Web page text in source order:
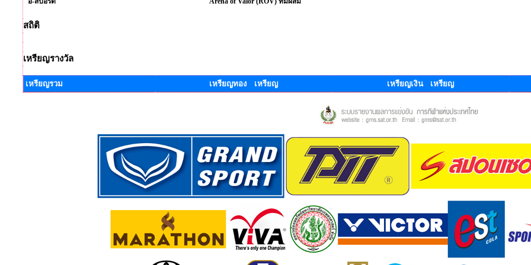
สถิติ
เหรียญรางวัล
เหรียญรวม เหรียญทอง เหรียญ เหรียญเงิน เหรียญ